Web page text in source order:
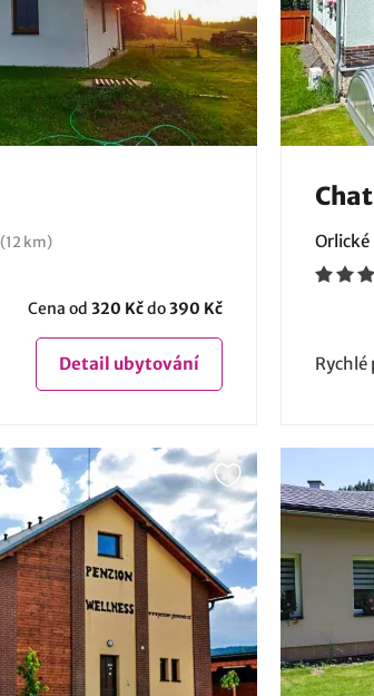
(12 km)
Cena od 320 Kčdo390 Kč
Detail ubytování
Orlické
Rychlé